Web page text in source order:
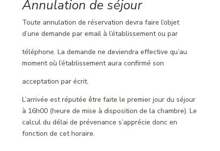
Annulation de séjour
Toute annulation de réservation devra faire l’objet
d’une demande par email à l’établissement ou par
téléphone. La demande ne deviendra effective qu’au
moment où l’établissement aura confirmé son
acceptation par écrit.
L’arrivée est réputée être faite le premier jour du séjour
à 16h00 (heure de mise à disposition de la chambre). Le
calcul du délai de prévenance s’apprécie donc en
fonction de cet horaire.